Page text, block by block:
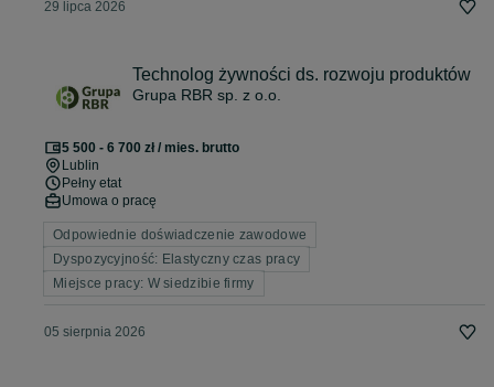
29 lipca 2026
Technolog żywności ds. rozwoju produktów
Grupa RBR sp. z o.o.
5 500 - 6 700 zł / mies. brutto
Lublin
Pełny etat
Umowa o pracę
Odpowiednie doświadczenie zawodowe
Dyspozycyjność: Elastyczny czas pracy
Miejsce pracy: W siedzibie firmy
05 sierpnia 2026